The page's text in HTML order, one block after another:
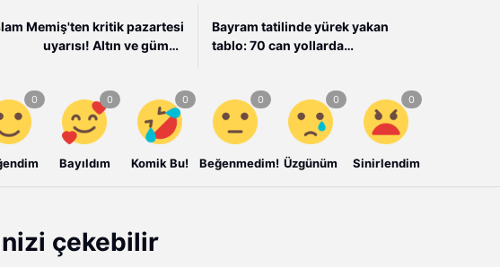
Memiş'ten kritik pazartesi
uyarısı! Altın ve gümüş
Bayram tatilinde yürek yakan
tablo: 70 can yollarda
Bayıldım Komik Bu! Beğenmedim! Üzgünüm Sinirlendim
çekebilir